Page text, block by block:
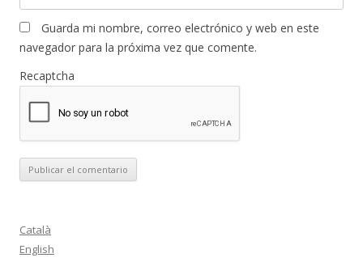
Guarda mi nombre, correo electrónico y web en este
navegador para la próxima vez que comente.
Recaptcha
Català
English